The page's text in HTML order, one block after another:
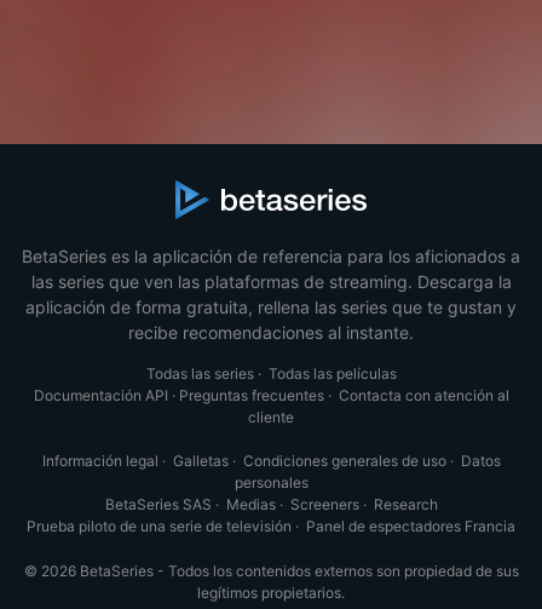
BetaSeries es la aplicación de referencia para los aficionados a
las series que ven las plataformas de streaming. Descarga la
aplicación de forma gratuita, rellena las series que te gustan y
recibe recomendaciones al instante.
Todas las series· Todas las películas
Documentación API · Preguntas frecuentes· Contacta con atención al
cliente
Información legal · Galletas· Condiciones generales de uso· Datos
personales
BetaSeries SAS · Medias· Screeners· Research
Prueba piloto de una serie de televisión · Panel de espectadores Francia
© 2026 BetaSeries - Todos los contenidos externos son propiedad de sus
legítimos propietarios.